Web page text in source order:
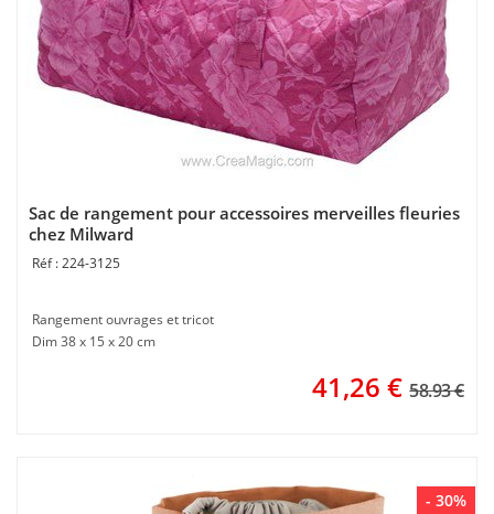
Sac de rangement pour accessoires merveilles fleuries
chez Milward
224-3125
Rangement ouvrages et tricot
Dim 38 x 15 x 20 cm
41,26 € 58.93 €
- 30%